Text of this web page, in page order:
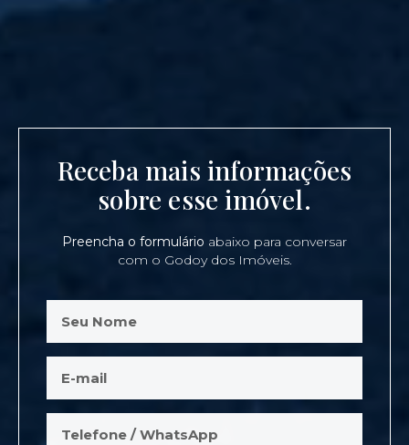
Receba mais informações
sobre esse imóvel.
Preencha o formulário abaixo para conversar
com o Godoy dos Imóveis.